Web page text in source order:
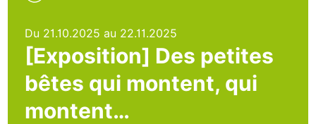
Du 21.10.2025 au 22.11.2025
[Exposition] Des petites
bêtes qui montent, qui
montent…